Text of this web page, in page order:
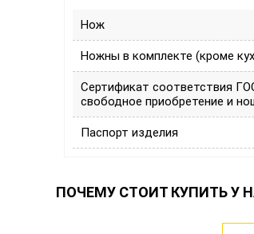
Нож
Ножны в комплекте (кроме
Сертификат соответствия
свободное приобретение и
Паспорт изделия
ПОЧЕМУ СТОИТ КУПИТЬ У